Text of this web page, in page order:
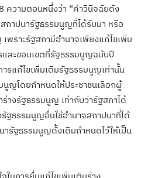
ความตอนหนึ่งว่า “คำวินิจฉัยดัง
าปนารัฐธรรมนูญที่ได้รับมา หรือ
พราะรัฐสภามีอำนาจเพียงแก้ไขเพิ่ม
ละขอบเขตที่รัฐธรรมนูญฉบับปี
รแก้ไขเพิ่มเติมรัฐธรรมนูญเท่านั้น
นูญโดยกำหนดให้ประชาชนเลือกผู้
างรัฐธรรมนูญ เท่ากับว่ารัฐสภาได้
ฐธรรมนูญอื่นใช้อำนาจสถาปนาที่ได้
ารัฐธรรมนูญดั้งเดิมกำหนดไว้ให้เป็น